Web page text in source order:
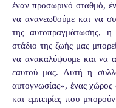
έναν προσωρινό σταθμό,
να ανανεωθούμε και να
της αυτοπραγμάτωσης, η
στάδιο της ζωής μας
να ανακαλύψουμε και να
εαυτού μας. Αυτή η
αυτογνωσίας», ένας χώρος
και εμπειρίες που